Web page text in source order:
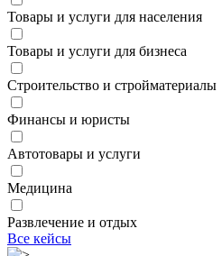
Товары и услуги для населения
Товары и услуги для бизнеса
Строительство и стройматериалы
Финансы и юристы
Автотовары и услуги
Медицина
Развлечение и отдых
Все кейсы